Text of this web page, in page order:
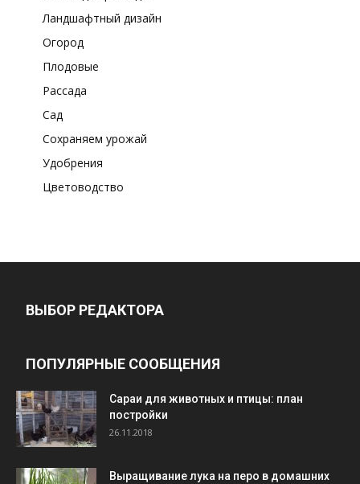
Ландшафтный дизайн
Огород
Плодовые
Рассада
Сад
Сохраняем урожай
Удобрения
Цветоводство
ВЫБОР РЕДАКТОРА
ПОПУЛЯРНЫЕ СООБЩЕНИЯ
Cараи для животных и птицы: план
постройки
26.11.2018
Выращивание лука на перо в домашних